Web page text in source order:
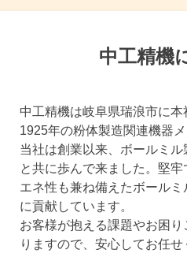
中工精機
中工精機は岐阜県瑞浪市に
1925年の粉体製造関連機器メ
当社は創業以来、ボールミ
と共に歩んで来ました。堅
エネ性も兼ね備えたボール
に貢献しています。
お客様が抱える課題やお困
りますので、安心してお任せ